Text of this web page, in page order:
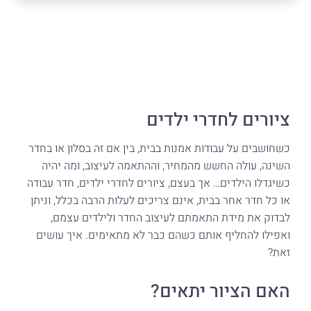
ציורים לחדרי ילדים
כשחושבים על עבודות אמנות בבית, בין אם זה בסלון או בחדר
השינה, עולה החשש מהמחיר, וההתאמה לעיצוב, ומה יהיה
כשיגדלו הילדים… אך בעצם, ציורים לחדרי ילדים, חדר עבודה
או כל חדר אחר בבית, אינם צריכים לעלות הרבה בכלל, וניתן
לבדוק את מידת התאמתם לעיצוב החדר ולילדים עצמם,
ואפילו להחליף אותם כשהם כבר לא מתאימים. איך עושים
זאת?
האם הציור יתאים?